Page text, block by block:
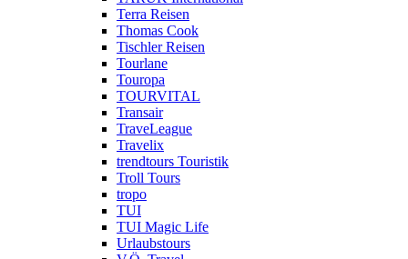
Terra Reisen
Thomas Cook
Tischler Reisen
Tourlane
Touropa
TOURVITAL
Transair
TraveLeague
Travelix
trendtours Touristik
Troll Tours
tropo
TUI
TUI Magic Life
Urlaubstours